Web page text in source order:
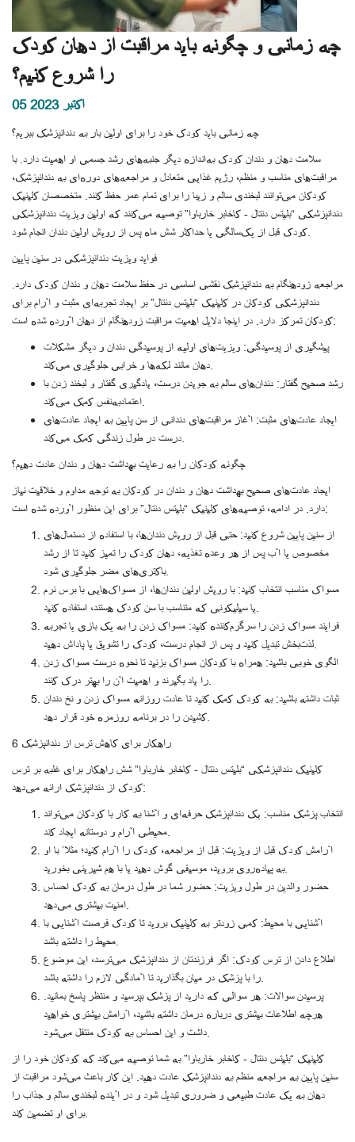
چه زمانی و چگونه باید مراقبت از دهان کودک
را شروع کنیم؟
05 اکتبر 2023
چه زمانی باید کودک خود را برای اولین بار به دندانپزشک ببریم؟
سلامت دهان و دندان کودک به‌اندازه دیگر جنبه‌های رشد جسمی او اهمیت دارد. با
مراقبت‌های مناسب و منظم، رژیم غذایی متعادل و مراجعه‌های دوره‌ای به دندانپزشک،
کودکان می‌توانند لبخندی سالم و زیبا را برای تمام عمر حفظ کنند. متخصصان کلینیک
دندانپزشکی “بلیتس دنتال - کاخابر خارباوا” توصیه می‌کنند که اولین ویزیت دندانپزشکی
کودک قبل از یک‌سالگی یا حداکثر شش ماه پس از رویش اولین دندان انجام شود.
فواید ویزیت دندانپزشکی در سنین پایین
مراجعه زودهنگام به دندانپزشک نقشی اساسی در حفظ سلامت دهان و دندان کودک دارد.
دندانپزشکی کودکان در کلینیک “بلیتس دنتال” بر ایجاد تجربه‌ای مثبت و آرام برای
کودکان تمرکز دارد. در اینجا دلایل اهمیت مراقبت زودهنگام از دهان آورده شده است:
پیشگیری از پوسیدگی: ویزیت‌های اولیه از پوسیدگی دندان و دیگر مشکلات
دهان مانند لکه‌ها و خرابی جلوگیری می‌کند.
رشد صحیح گفتار: دندان‌های سالم به جویدن درست، یادگیری گفتار و لبخند زدن با
اعتمادبه‌نفس کمک می‌کند.
ایجاد عادت‌های مثبت: آغاز مراقبت‌های دندانی از سن پایین به ایجاد عادت‌های
درست در طول زندگی کمک می‌کند.
چگونه کودکان را به رعایت بهداشت دهان و دندان عادت دهیم؟
ایجاد عادت‌های صحیح بهداشت دهان و دندان در کودکان به توجه مداوم و خلاقیت نیاز
دارد. در ادامه، توصیه‌های کلینیک “بلیتس دنتال” برای این منظور آورده شده است:
از سنین پایین شروع کنید: حتی قبل از رویش دندان‌ها، با استفاده از دستمال‌های
مخصوص یا آب پس از هر وعده تغذیه، دهان کودک را تمیز کنید تا از رشد
باکتری‌های مضر جلوگیری شود.
مسواک مناسب انتخاب کنید: با رویش اولین دندان‌ها، از مسواک‌هایی با برس نرم
یا سیلیکونی که متناسب با سن کودک هستند، استفاده کنید.
فرایند مسواک زدن را سرگرم‌کننده کنید: مسواک زدن را به یک بازی یا تجربه
لذت‌بخش تبدیل کنید و پس از انجام درست، کودک را تشویق یا پاداش دهید.
الگوی خوبی باشید: همراه با کودکان مسواک بزنید تا نحوه درست مسواک زدن
را یاد بگیرند و اهمیت آن را بهتر درک کنند.
ثبات داشته باشید: به کودک کمک کنید تا عادت روزانه مسواک زدن و نخ دندان
کشیدن را در برنامه روزمره خود قرار دهد.
6 راهکار برای کاهش ترس از دندانپزشک
کلینیک دندانپزشکی “بلیتس دنتال - کاخابر خارباوا” شش راهکار برای غلبه بر ترس
کودک از دندانپزشک ارائه می‌دهد:
انتخاب پزشک مناسب: یک دندانپزشک حرفه‌ای و آشنا به کار با کودکان می‌تواند
محیطی آرام و دوستانه ایجاد کند.
آرامش کودک قبل از ویزیت: قبل از مراجعه، کودک را آرام کنید؛ مثلاً با او
به پیاده‌روی بروید، موسیقی گوش دهید یا با هم شیرینی بخورید.
حضور والدین در طول ویزیت: حضور شما در طول درمان به کودک احساس
امنیت بیشتری می‌دهد.
آشنایی با محیط: کمی زودتر به کلینیک بروید تا کودک فرصت آشنایی با
محیط را داشته باشد.
اطلاع دادن از ترس کودک: اگر فرزندتان از دندانپزشک می‌ترسد، این موضوع
را با پزشک در میان بگذارید تا آمادگی لازم را داشته باشد.
پرسیدن سوالات: هر سوالی که دارید از پزشک بپرسید و منتظر پاسخ بمانید.
هرچه اطلاعات بیشتری درباره درمان داشته باشید، آرامش بیشتری خواهید
داشت و این احساس به کودک منتقل می‌شود.
کلینیک “بلیتس دنتال - کاخابر خارباوا” به شما توصیه می‌کند که کودکان خود را از
سنین پایین به مراجعه منظم به دندانپزشک عادت دهید. این کار باعث می‌شود مراقبت از
دهان به یک عادت طبیعی و ضروری تبدیل شود و در آینده لبخندی سالم و جذاب را
برای او تضمین کند.